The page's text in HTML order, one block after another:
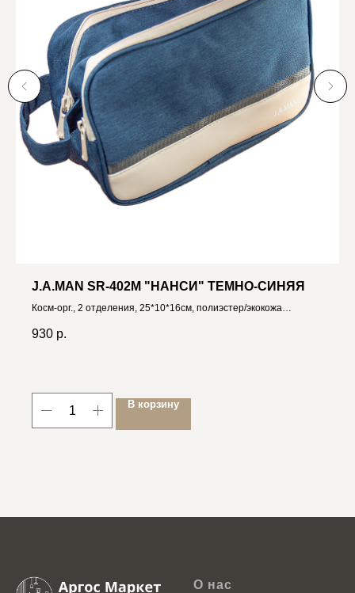
J.A.MAN SR-402M "НАНСИ" ТЕМНО-СИНЯЯ
Косм-орг., 2 отделения, 25*10*16см, полиэстер/экокожа
930 р.
В корзину
О нас